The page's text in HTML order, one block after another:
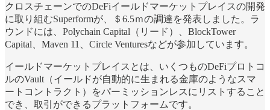
クロスチェーンでのDeFiイールドマーケットプレイスの開発
に取り組むSuperformが、＄6.5ｍの調達を発表しました。ラ
ウンドには、Polychain Capital（リード）、BlockTower
Capital、Maven 11、Circle Venturesなどが参加しています。
イールドマーケットプレイスとは、いくつものDeFiプロトコ
ルのVault（イールドが自動的に生まれる金庫のようなスマ
ートコントラクト）をパーミッションレスにリストすること
でき、取引ができるプラットフォームです。